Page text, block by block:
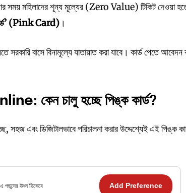
সময় মহিলাদের শূন্য মূল্যের (Zero Value) টিকিট দেওয়া
(Pink Card) ।
সরকারি বাসে বিনামূল্যে যাতায়াত করা যাবে। কার্ড পেতে
কেনচালুহচ্ছেপিঙ্ককার্ড?
সহজ এবং ডিজিটালভাবে পরিচালনা করার উদ্দেশ্যেই এই পিঙ্ক
উৎস হিসেবে Add Preference